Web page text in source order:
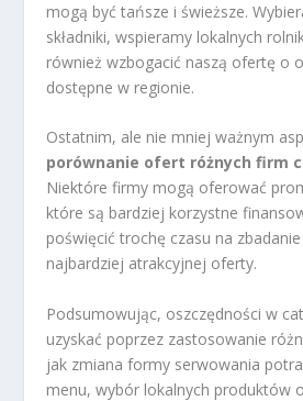
mogą być tańsze i świeższe.
składniki, wspieramy lokalnych
również wzbogacić naszą ofertę o
dostępne w regionie.
Ostatnim, ale nie mniej ważnym
porównanie ofert różnych firm
Niektóre firmy mogą oferować
które są bardziej korzystne
poświęcić trochę czasu na
najbardziej atrakcyjnej oferty.
Podsumowując, oszczędności w
uzyskać poprzez zastosowanie
jak zmiana formy serwowania
menu, wybór lokalnych produktów